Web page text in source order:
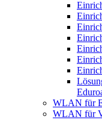
WLAN für
WLAN für